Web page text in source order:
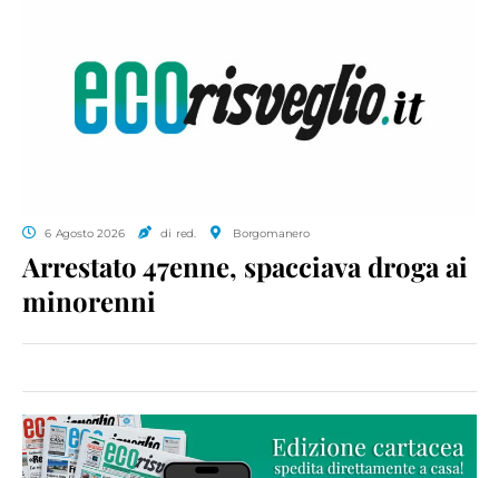
6 Agosto 2026 di red. Borgomanero
Arrestato 47enne, spacciava droga ai
minorenni